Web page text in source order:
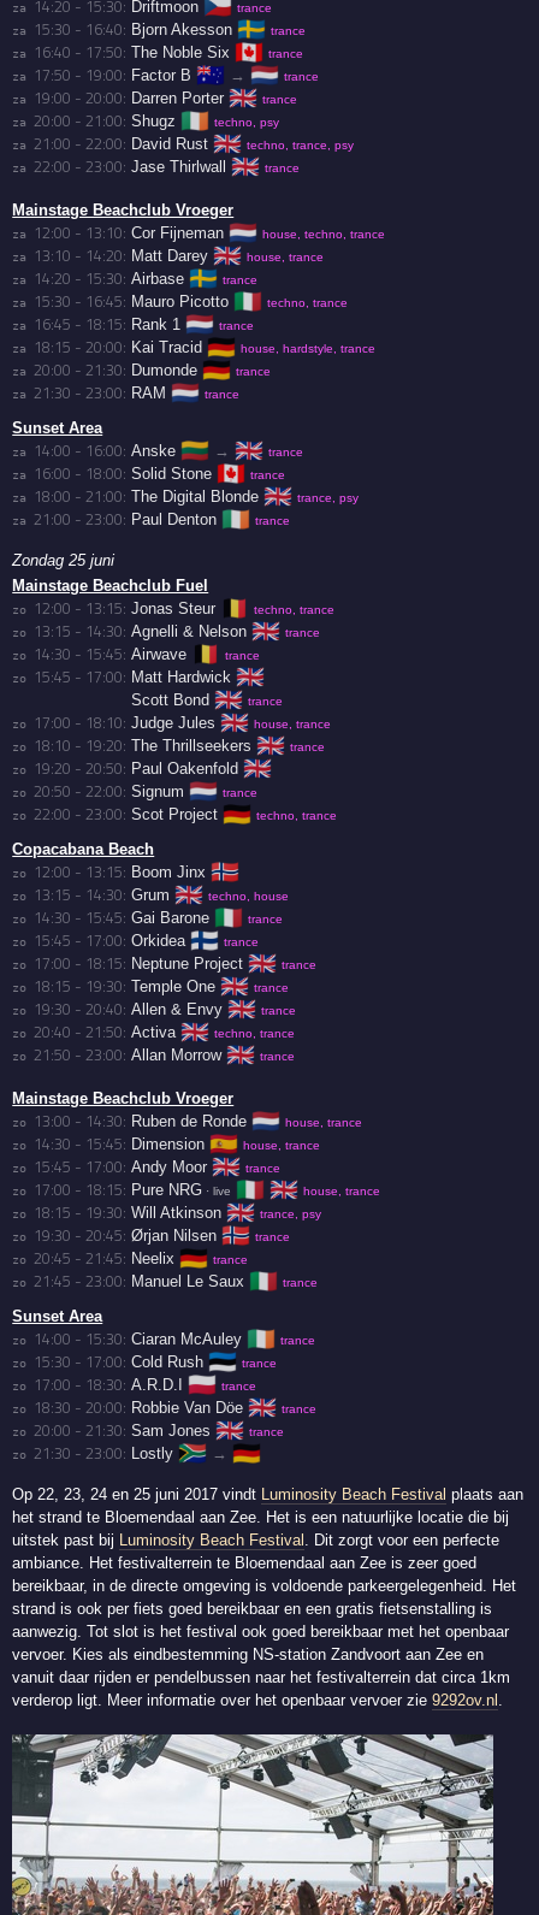
za 14:20 - 15:30: Driftmoon 🇨🇿 trance
za 15:30 - 16:40: Bjorn Akesson 🇸🇪 trance
za 16:40 - 17:50: The Noble Six 🇨🇦 trance
za 17:50 - 19:00: Factor B 🇦🇺 → 🇳🇱 trance
za 19:00 - 20:00: Darren Porter 🇬🇧 trance
za 20:00 - 21:00: Shugz 🇮🇪 techno, psy
za 21:00 - 22:00: David Rust 🇬🇧 techno, trance, psy
za 22:00 - 23:00: Jase Thirlwall 🇬🇧 trance
Mainstage Beachclub Vroeger
za 12:00 - 13:10: Cor Fijneman 🇳🇱 house, techno, trance
za 13:10 - 14:20: Matt Darey 🇬🇧 house, trance
za 14:20 - 15:30: Airbase 🇸🇪 trance
za 15:30 - 16:45: Mauro Picotto 🇮🇹 techno, trance
za 16:45 - 18:15: Rank 1 🇳🇱 trance
za 18:15 - 20:00: Kai Tracid 🇩🇪 house, hardstyle, trance
za 20:00 - 21:30: Dumonde 🇩🇪 trance
za 21:30 - 23:00: RAM 🇳🇱 trance
Sunset Area
za 14:00 - 16:00: Anske 🇱🇹 → 🇬🇧 trance
za 16:00 - 18:00: Solid Stone 🇨🇦 trance
za 18:00 - 21:00: The Digital Blonde 🇬🇧 trance, psy
za 21:00 - 23:00: Paul Denton 🇮🇪 trance
Zondag 25 juni
Mainstage Beachclub Fuel
zo 12:00 - 13:15: Jonas Steur 🇧🇪 techno, trance
zo 13:15 - 14:30: Agnelli & Nelson 🇬🇧 trance
zo 14:30 - 15:45: Airwave 🇧🇪 trance
zo 15:45 - 17:00: Matt Hardwick 🇬🇧
Scott Bond 🇬🇧 trance
zo 17:00 - 18:10: Judge Jules 🇬🇧 house, trance
zo 18:10 - 19:20: The Thrillseekers 🇬🇧 trance
zo 19:20 - 20:50: Paul Oakenfold 🇬🇧
zo 20:50 - 22:00: Signum 🇳🇱 trance
zo 22:00 - 23:00: Scot Project 🇩🇪 techno, trance
Copacabana Beach
zo 12:00 - 13:15: Boom Jinx 🇳🇴
zo 13:15 - 14:30: Grum 🇬🇧 techno, house
zo 14:30 - 15:45: Gai Barone 🇮🇹 trance
zo 15:45 - 17:00: Orkidea 🇫🇮 trance
zo 17:00 - 18:15: Neptune Project 🇬🇧 trance
zo 18:15 - 19:30: Temple One 🇬🇧 trance
zo 19:30 - 20:40: Allen & Envy 🇬🇧 trance
zo 20:40 - 21:50: Activa 🇬🇧 techno, trance
zo 21:50 - 23:00: Allan Morrow 🇬🇧 trance
Mainstage Beachclub Vroeger
zo 13:00 - 14:30: Ruben de Ronde 🇳🇱 house, trance
zo 14:30 - 15:45: Dimension 🇪🇸 house, trance
zo 15:45 - 17:00: Andy Moor 🇬🇧 trance
zo 17:00 - 18:15: Pure NRG · live 🇮🇹 🇬🇧 house, trance
zo 18:15 - 19:30: Will Atkinson 🇬🇧 trance, psy
zo 19:30 - 20:45: Ørjan Nilsen 🇳🇴 trance
zo 20:45 - 21:45: Neelix 🇩🇪 trance
zo 21:45 - 23:00: Manuel Le Saux 🇮🇹 trance
Sunset Area
zo 14:00 - 15:30: Ciaran McAuley 🇮🇪 trance
zo 15:30 - 17:00: Cold Rush 🇪🇪 trance
zo 17:00 - 18:30: A.R.D.I 🇵🇱 trance
zo 18:30 - 20:00: Robbie Van Döe 🇬🇧 trance
zo 20:00 - 21:30: Sam Jones 🇬🇧 trance
zo 21:30 - 23:00: Lostly 🇿🇦 → 🇩🇪
Op 22, 23, 24 en 25 juni 2017 vindt Luminosity Beach Festival plaats aan
het strand te Bloemendaal aan Zee. Het is een natuurlijke locatie die bij
uitstek past bij Luminosity Beach Festival . Dit zorgt voor een perfecte
ambiance. Het festivalterrein te Bloemendaal aan Zee is zeer goed
bereikbaar, in de directe omgeving is voldoende parkeergelegenheid. Het
strand is ook per fiets goed bereikbaar en een gratis fietsenstalling is
aanwezig. Tot slot is het festival ook goed bereikbaar met het openbaar
vervoer. Kies als eindbestemming NS-station Zandvoort aan Zee en
vanuit daar rijden er pendelbussen naar het festivalterrein dat circa 1km
verderop ligt. Meer informatie over het openbaar vervoer zie9292ov.nl